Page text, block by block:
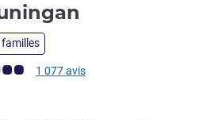
ALL)1 077 avis